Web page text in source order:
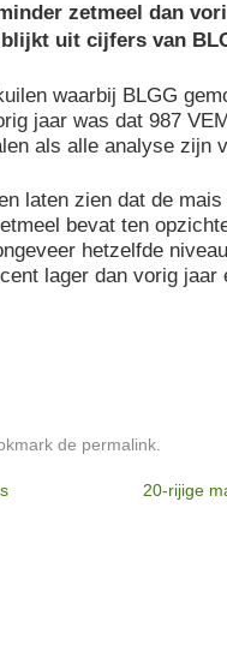
zetmeel dan
uit cijfers van
waarbij BLGG
jaar was dat 987
als alle analyse zijn
laten zien dat de
bevat ten
hetzelfde
lager dan vorig jaar
de permalink
20-rijige